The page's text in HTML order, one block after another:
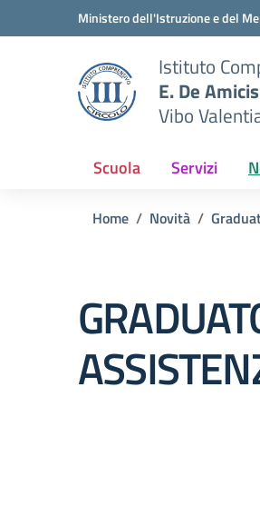
Vai ai contenuti
Vai al menu di navigazioneMinistero dell'Istruzione e del
Istituto
E. De Amicis
Vibo
Scuola Servizi
Home Novità